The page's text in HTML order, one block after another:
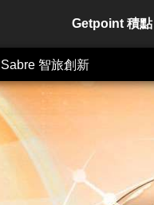
Getpoint 積點
Sabre 智旅創新